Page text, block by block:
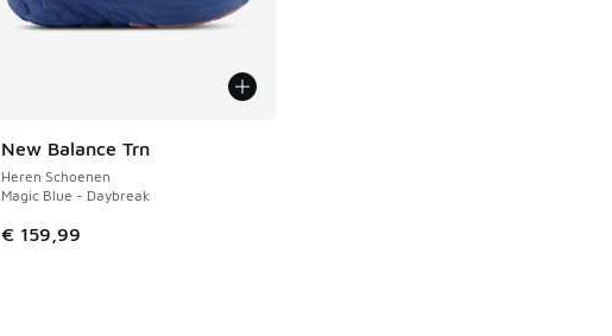
New Balance Trn
Heren Schoenen
Magic Blue - Daybreak
€ 159,99